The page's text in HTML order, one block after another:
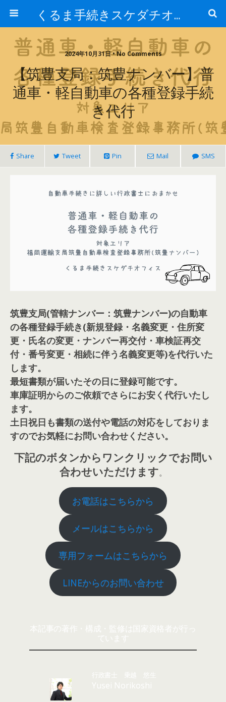
くるま手続きスケダチオフィス
2024年10月31日 • No Comments
【筑豊支局：筑豊ナンバー】普
通車・軽自動車の各種登録手続
き代行
Share Tweet Pin Mail SMS
筑豊支局(管轄ナンバー：筑豊ナンバー)の自動車
の各種登録手続き(新規登録・名義変更・住所変
更・氏名の変更・ナンバー再交付・車検証再交
付・番号変更・相続に伴う名義変更等)を代行いた
します。
最短書類が届いたその日に登録可能です。
車庫証明からのご依頼でさらにお安く代行いたし
ます。
土日祝日も書類の送付や電話の対応をしておりま
すのでお気軽にお問い合わせください。
下記のボタンからワンクリックでお問い
合わせいただけます。
お電話はこちらから
メールはこちらから
専用フォームはこちらから
LINEからのお問い合わせ
本記事の著作・構成・監修は国家資格者が行っ
ています
行政書士 乗越 悠生
Yusei Norikoshi